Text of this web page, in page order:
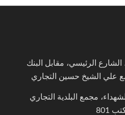
الشارع الرئيسي، مقابل البنك
علي الشيخ حسين التجاري
مجمع البلدية التجاري
801